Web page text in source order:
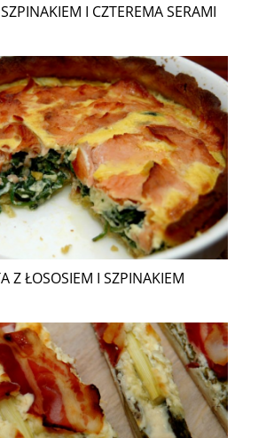
I CZTEREMA SERAMI
Z ŁOSOSIEM I SZPINAKIEM